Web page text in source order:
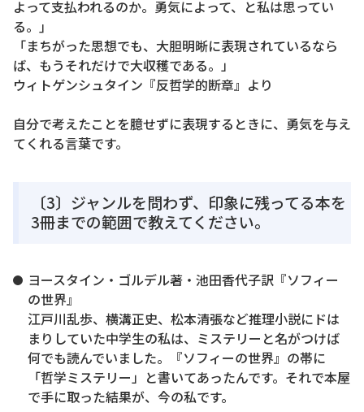
よって支払われるのか。勇気によって、と私は思ってい
る。｣
「まちがった思想でも、大胆明晰に表現されているなら
ば、もうそれだけで大収穫である。」
ウィトゲンシュタイン『反哲学的断章』より
自分で考えたことを臆せずに表現するときに、勇気を与え
てくれる言葉です。
〔3〕ジャンルを問わず、印象に残ってる本を
3冊までの範囲で教えてください。
ヨースタイン・ゴルデル著・池田香代子訳『ソフィー
の世界』
江戸川乱歩、横溝正史、松本清張など推理小説にドは
まりしていた中学生の私は、ミステリーと名がつけば
何でも読んでいました。『ソフィーの世界』の帯に
「哲学ミステリー」と書いてあったんです。それで本屋
で手に取った結果が、今の私です。